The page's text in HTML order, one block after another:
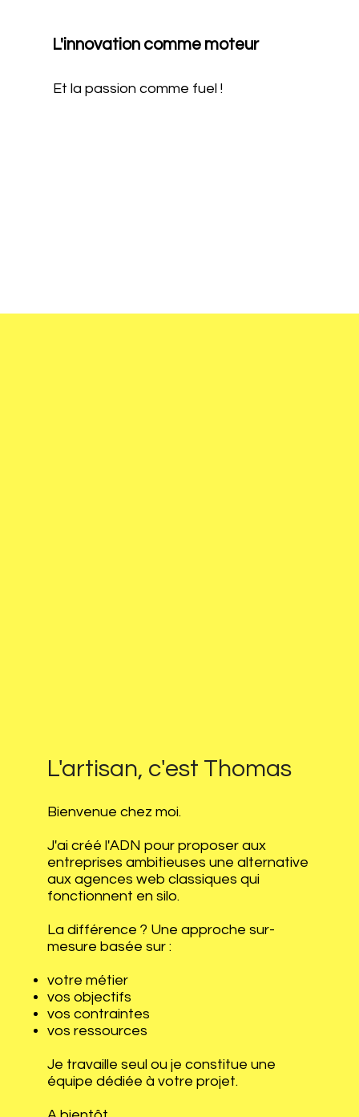
L'innovation comme moteur
Et la passion comme fuel !
L'artisan, c'est Thomas
Bienvenue chez moi.
J'ai créé l'ADN pour proposer aux
entreprises ambitieuses une alternative
aux agences web classiques qui
fonctionnent en silo.
La différence ? Une approche sur-
mesure basée sur :
votre métier
vos objectifs
vos contraintes
vos ressources
Je travaille seul ou je constitue une
équipe dédiée à votre projet.